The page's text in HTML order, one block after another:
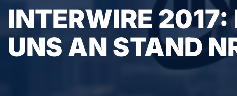
INTERWIRE 2017:
UNS AN STAND